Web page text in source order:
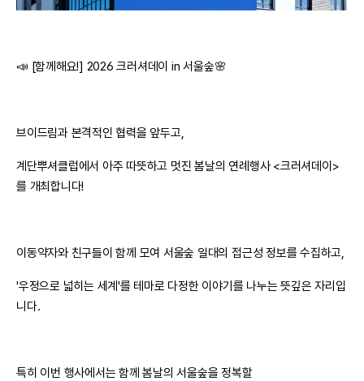
📣 [함께해요!] 2026 크러셔데이 in 서울숲🌸
브이드림과 본격적인 협력을 앞두고,
계단뿌셔클럽에서 ​아주 따뜻하고 멋진 봄날의 연례행사 <크러셔데이>
를 개최합니다!
이동약자와 친구들이 함께 모여 서울숲 일대의 접근성 정보를 수집하고,
'우정으로 넓히는 세계'를 테마로 다정한 이야기를 나누는 뜻깊은 자리입
니다.
특히 이번 행사에서는 함께 봄날의 서울숲을 정복할